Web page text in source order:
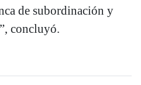
de subordinación y
concluyó.